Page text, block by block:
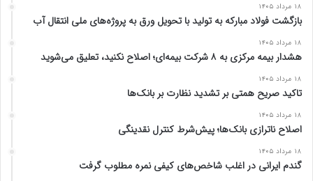
۱۸ مرداد ۱۴۰۵
بازگشت فولاد مبارکه به تولید با تحویل ورق به پروژه‌های ملی انتقال آب
۱۸ مرداد ۱۴۰۵
هشدار بیمه مرکزی به ۸ شرکت بیمه‌ای؛ اصلاح نکنید، تعلیق می‌شوید
۱۸ مرداد ۱۴۰۵
تاکید صریح همتی بر تشدید نظارت بر بانک‌ها
۱۸ مرداد ۱۴۰۵
اصلاح ناترازی بانک‌ها؛ پیش‌شرط کنترل نقدینگی
۱۸ مرداد ۱۴۰۵
گندم ایرانی در اغلب شاخص‌های کیفی نمره مطلوب گرفت